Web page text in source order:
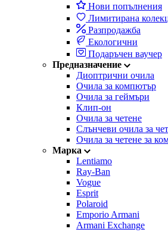
Нови попълнения
Лимитирана
Разпродажба
Екологични
Подаръчен ваучер
Предназначение
Диоптрични очила
Очила за компютър
Очила за геймъри
Клип-он
Очила за четене
Слънчеви очила за
Очила за четене за
Марка
Lentiamo
Ray-Ban
Vogue
Esprit
Polaroid
Emporio Armani
Armani Exchange